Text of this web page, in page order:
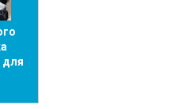
для